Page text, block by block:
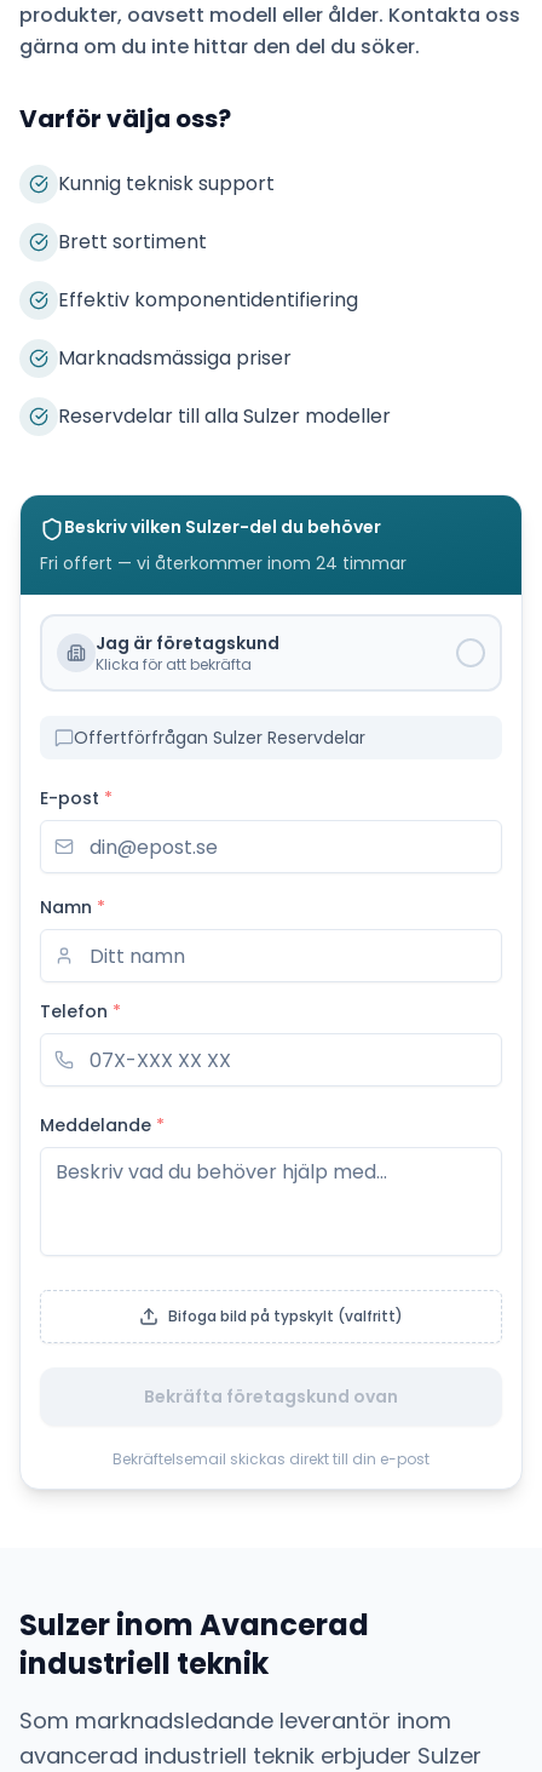
produkter, oavsett modell eller ålder. Kontakta oss
gärna om du inte hittar den del du söker.
Varför välja oss?
Kunnig teknisk support
Brett sortiment
Effektiv komponentidentifiering
Marknadsmässiga priser
Reservdelar till alla Sulzer modeller
Beskriv vilken Sulzer-del du behöver
Fri offert — vi återkommer inom 24 timmar
Jag är företagskund
Klicka för att bekräfta
Offertförfrågan Sulzer Reservdelar
E-post *
Namn *
Telefon *
Meddelande *
Bifoga bild på typskylt (valfritt)
Bekräfta företagskund ovan
Bekräftelsemail skickas direkt till din e-post
SulzerinomAvancerad
industriell teknik
Som marknadsledande leverantör inom
avancerad industriell teknik erbjuder Sulzer